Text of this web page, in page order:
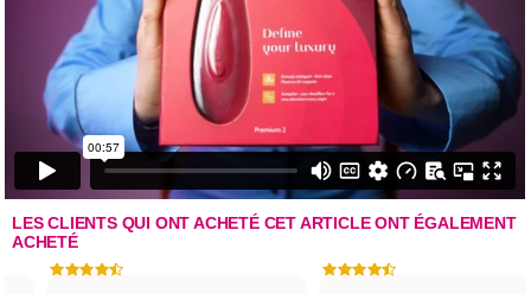
LES CLIENTS QUI ONT ACHETÉ CET ARTICLE ONT ÉGALEMENT
ACHETÉ